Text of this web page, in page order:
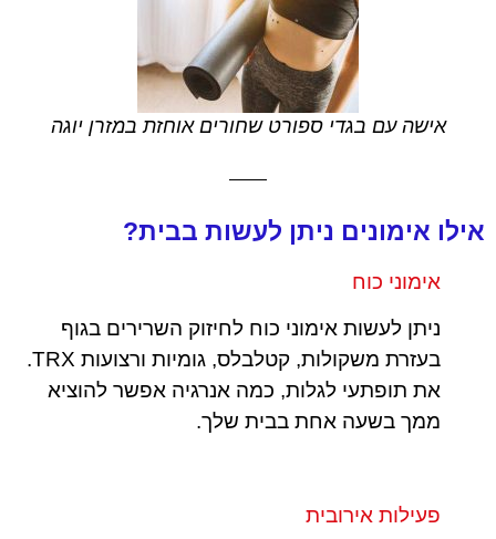
אישה עם בגדי ספורט שחורים אוחזת במזרן יוגה
אילו אימונים ניתן לעשות בבית?
אימוני כוח
ניתן לעשות אימוני כוח לחיזוק השרירים בגוף
בעזרת משקולות, קטלבלס, גומיות ורצועות TRX.
את תופתעי לגלות, כמה אנרגיה אפשר להוציא
ממך בשעה אחת בבית שלך.
פעילות אירובית